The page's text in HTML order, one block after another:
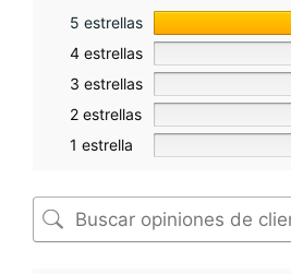
5 estrellas
4 estrellas
3 estrellas
2 estrellas
1 estrella